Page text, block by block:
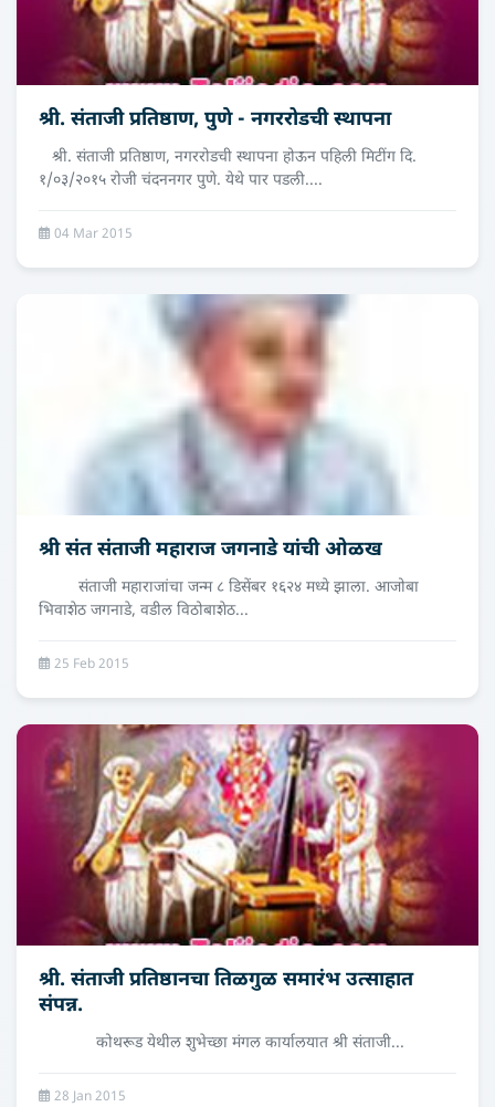
श्री. संताजी प्रतिष्ठाण, पुणे - नगररोडची स्थापना
श्री. संताजी प्रतिष्ठाण, नगररोडची स्थापना होऊन पहिली मिटींग दि.
१/०३/२०१५ रोजी चंदननगर पुणे. येथे पार पडली....
04 Mar 2015
श्री संत संताजी महाराज जगनाडे यांची ओळख
संताजी महाराजांचा जन्म ८ डिसेंबर १६२४ मध्ये झाला. आजोबा
भिवाशेठ जगनाडे, वडील विठोबाशेठ...
25 Feb 2015
श्री. संताजी प्रतिष्ठानचा तिळगुळ समारंभ उत्साहात
संपन्न.
कोथरूड येथील शुभेच्छा मंगल कार्यालयात श्री संताजी...
28 Jan 2015